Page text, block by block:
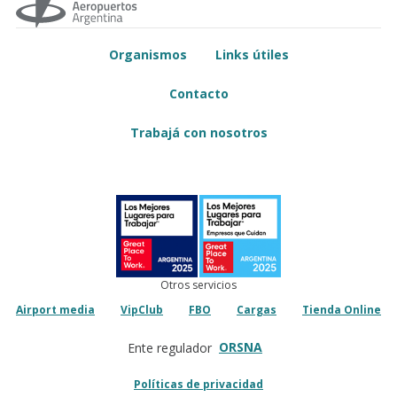
Organismos Links útiles
Contacto
Trabajá con nosotros
Otros servicios
Airport media
VipClub FBO Cargas Tienda Online
Ente regulador ORSNA
Políticas de privacidad